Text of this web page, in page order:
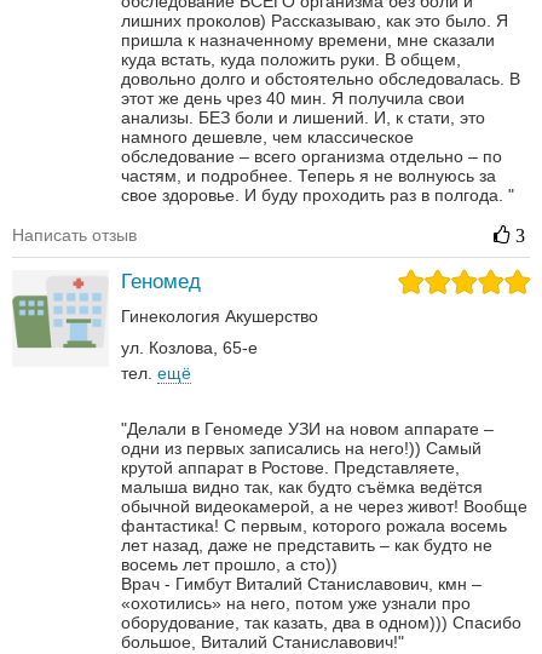
лишних проколов) Рассказываю, как это было. Я
пришла к назначенному времени, мне сказали
куда встать, куда положить руки. В общем,
довольно долго и обстоятельно обследовалась. В
этот же день чрез 40 мин. Я получила свои
анализы. БЕЗ боли и лишений. И, к стати, это
намного дешевле, чем классическое
обследование – всего организма отдельно – по
частям, и подробнее. Теперь я не волнуюсь за
свое здоровье. И буду проходить раз в полгода. "
Написать отзыв 3
Геномед
Гинекология Акушерство
ул. Козлова, 65-е
тел. ещё
"Делали в Геномеде УЗИ на новом аппарате –
одни из первых записались на него!)) Самый
крутой аппарат в Ростове. Представляете,
малыша видно так, как будто съёмка ведётся
обычной видеокамерой, а не через живот! Вообще
фантастика! С первым, которого рожала восемь
лет назад, даже не представить – как будто не
восемь лет прошло, а сто))
Врач - Гимбут Виталий Станиславович, кмн –
«охотились» на него, потом уже узнали про
оборудование, так казать, два в одном))) Спасибо
большое, Виталий Станиславович!"